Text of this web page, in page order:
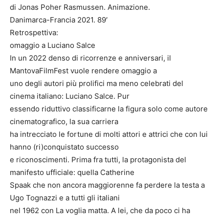
di Jonas Poher Rasmussen. Animazione.
Danimarca-Francia 2021. 89′
Retrospettiva:
omaggio a Luciano Salce
In un 2022 denso di ricorrenze e anniversari, il
MantovaFilmFest vuole rendere omaggio a
uno degli autori più prolifici ma meno celebrati del
cinema italiano: Luciano Salce. Pur
essendo riduttivo classificarne la figura solo come autore
cinematografico, la sua carriera
ha intrecciato le fortune di molti attori e attrici che con lui
hanno (ri)conquistato successo
e riconoscimenti. Prima fra tutti, la protagonista del
manifesto ufficiale: quella Catherine
Spaak che non ancora maggiorenne fa perdere la testa a
Ugo Tognazzi e a tutti gli italiani
nel 1962 con La voglia matta. A lei, che da poco ci ha